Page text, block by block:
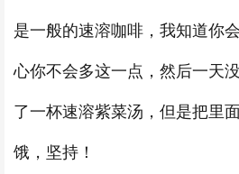
是一般的速溶咖啡，我知道你
心你不会多这一点，然后一天
了一杯速溶紫菜汤，但是把里
饿，坚持！